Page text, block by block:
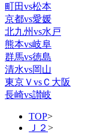
町田vs松本
京都vs愛媛
北九州vs水戸
熊本vs岐阜
群馬vs徳島
清水vs岡山
東京ＶvsＣ大阪
長崎vs讃岐
TOP>
Ｊ２ >